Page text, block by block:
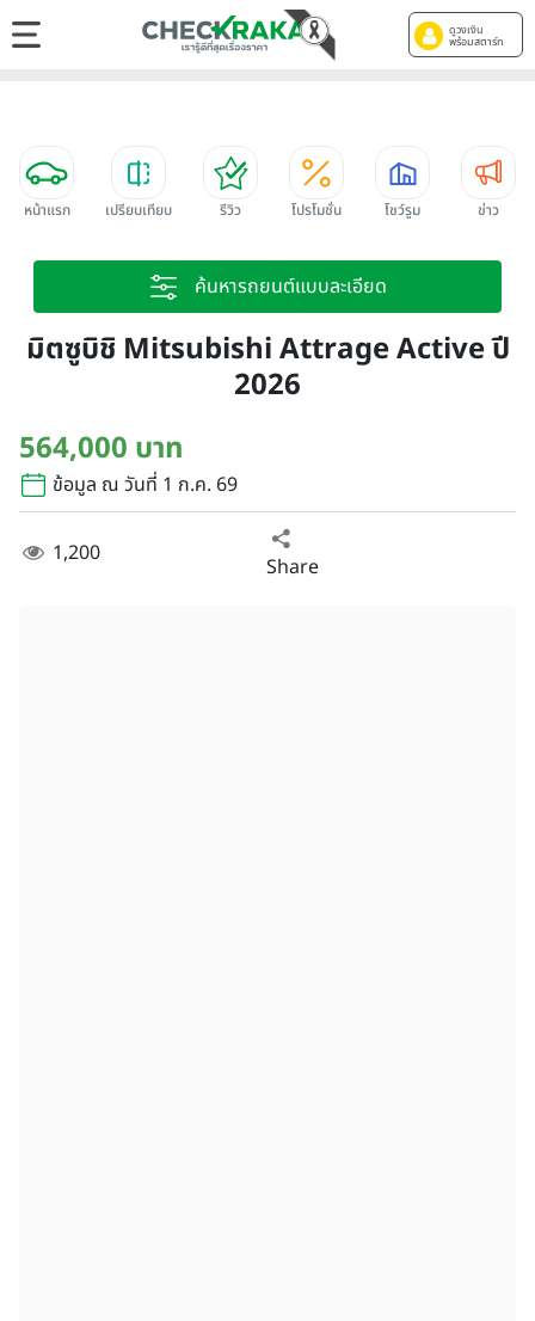
ดูวงเงิน
พร้อมสตาร์ท
หน้าแรก เปรียบเทียบ รีวิว โปรโมชั่น โชว์รูม ข่าว
ค้นหารถยนต์แบบละเอียด
มิตซูบิชิ Mitsubishi Attrage Active ปี
2026
564,000 บาท
ข้อมูล ณ วันที่ 1 ก.ค. 69
1,200 Share